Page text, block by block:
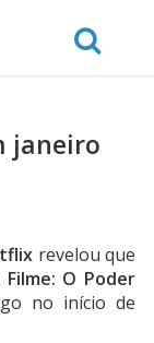
janeiro
revelou que
Filme: O Poder
no início de